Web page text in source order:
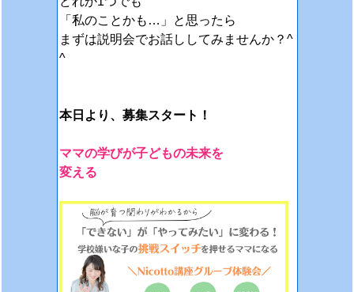
「私のことかも…」と思ったら
まずは説明会でお話ししてみませんか？^
^
本日より、募集スタート！
ママの学びが子どもの未来を
変える